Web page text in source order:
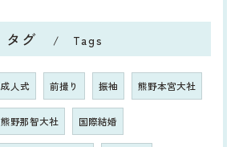
タグ Tags
成人式 前撮り 振袖 熊野本宮大社
熊野那智大社 国際結婚